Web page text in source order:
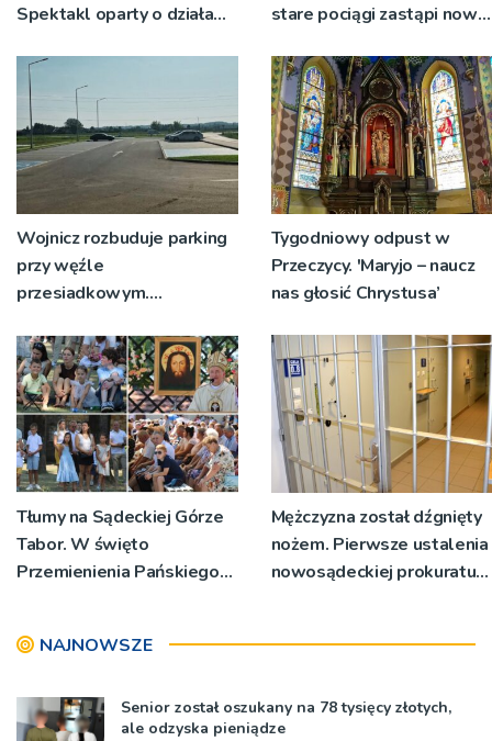
Spektakl oparty o działa
stare pociągi zastąpi nowy
Wojnicz rozbuduje parking
przy węźle
przesiadkowym.
miejsc
Tygodniowy odpust w
Przeczycy. 'Maryjo – naucz
nas głosić Chrystusa’
Tłumy na Sądeckiej Górze
Tabor. W święto
Przemienienia Pańskiego
[ZDJĘCIA]
Mężczyzna został dźgnięty
nożem. Pierwsze ustalenia
nowosądeckiej prokuratury
NAJNOWSZE
Senior został oszukany na 78 tysięcy złotych,
ale odzyska pieniądze